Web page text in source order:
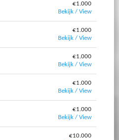
€1.000
Bekijk / View
€1.000
Bekijk / View
€1.000
Bekijk / View
€1.000
Bekijk / View
€1.000
Bekijk / View
€10.000